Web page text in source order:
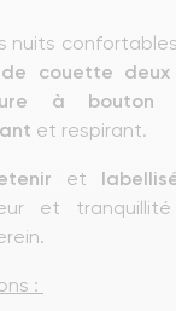
nuits
de couette deux
à bouton
et respirant.
et
et
: